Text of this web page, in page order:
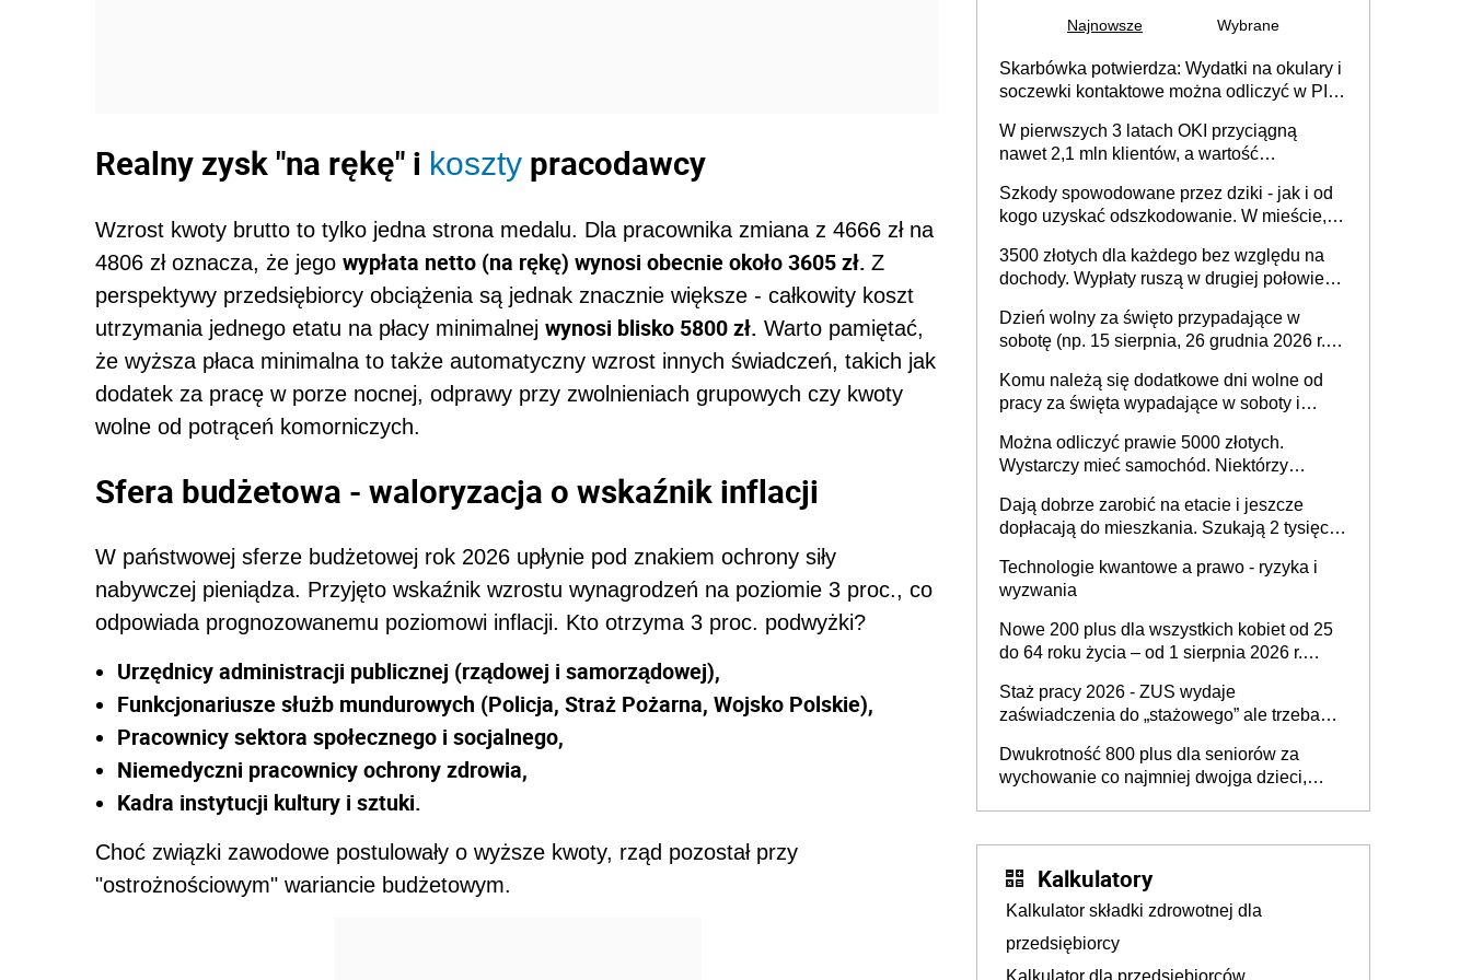
Realny zysk "na rękę" i koszty pracodawcy
Wzrost kwoty brutto to tylko jedna strona medalu. Dla pracownika zmiana z 4666 zł na
4806 zł oznacza, że jego wypłata netto (na rękę) wynosi obecnie około 3605 zł. Z
perspektywy przedsiębiorcy obciążenia są jednak znacznie większe - całkowity koszt
utrzymania jednego etatu na płacy minimalnej wynosi blisko 5800 zł. Warto pamiętać,
że wyższa płaca minimalna to także automatyczny wzrost innych świadczeń, takich jak
dodatek za pracę w porze nocnej, odprawy przy zwolnieniach grupowych czy kwoty
wolne od potrąceń komorniczych.
Sfera budżetowa - waloryzacja o wskaźnik inflacji
W państwowej sferze budżetowej rok 2026 upłynie pod znakiem ochrony siły
nabywczej pieniądza. Przyjęto wskaźnik wzrostu wynagrodzeń na poziomie 3 proc., co
odpowiada prognozowanemu poziomowi inflacji. Kto otrzyma 3 proc. podwyżki?
Urzędnicy administracji publicznej (rządowej i samorządowej),
Funkcjonariusze służb mundurowych (Policja, Straż Pożarna, Wojsko Polskie),
Pracownicy sektora społecznego i socjalnego,
Niemedyczni pracownicy ochrony zdrowia,
Kadra instytucji kultury i sztuki.
Choć związki zawodowe postulowały o wyższe kwoty, rząd pozostał przy
"ostrożnościowym" wariancie budżetowym.
Najnowsze Wybrane
Skarbówka potwierdza: Wydatki na okulary i
soczewki kontaktowe można odliczyć w PIT.
niepełnosprawności. Częściowe
dofinansowanie (np. z zfśs) pomniejsza
odliczenie
W pierwszych 3 latach OKI przyciągną
nawet 2,1 mln klientów, a wartość
mld zł
Szkody spowodowane przez dziki - jak i od
kogo uzyskać odszkodowanie. W mieście,
3500 złotych dla każdego bez względu na
dochody. Wypłaty ruszą w drugiej połowie
Dzień wolny za święto przypadające w
sobotę (np. 15 sierpnia, 26 grudnia 2026 r.) –
pracodawcy (sektor prywatny i administracja
publiczna), najczęstsze pytania
Komu należą się dodatkowe dni wolne od
pracy za święta wypadające w soboty i
Można odliczyć prawie 5000 złotych.
Wystarczy mieć samochód. Niektórzy
skarbówką
Dają dobrze zarobić na etacie i jeszcze
dopłacają do mieszkania. Szukają 2 tysięcy
Technologie kwantowe a prawo - ryzyka i
wyzwania
Nowe 200 plus dla wszystkich kobiet od 25
do 64 roku życia – od 1 sierpnia 2026 r.
programu rządowego
Staż pracy 2026 - ZUS wydaje
zaświadczenia do „stażowego” ale trzeba
sprzed 1999 roku). Jak odebrać
zaświadczenie z ZUS?
Dwukrotność 800 plus dla seniorów za
wychowanie co najmniej dwojga dzieci,
Zapadła decyzja Sejmu
Kalkulatory
Kalkulator składki zdrowotnej dla
przedsiębiorcy
Kalkulator dla przedsiębiorców